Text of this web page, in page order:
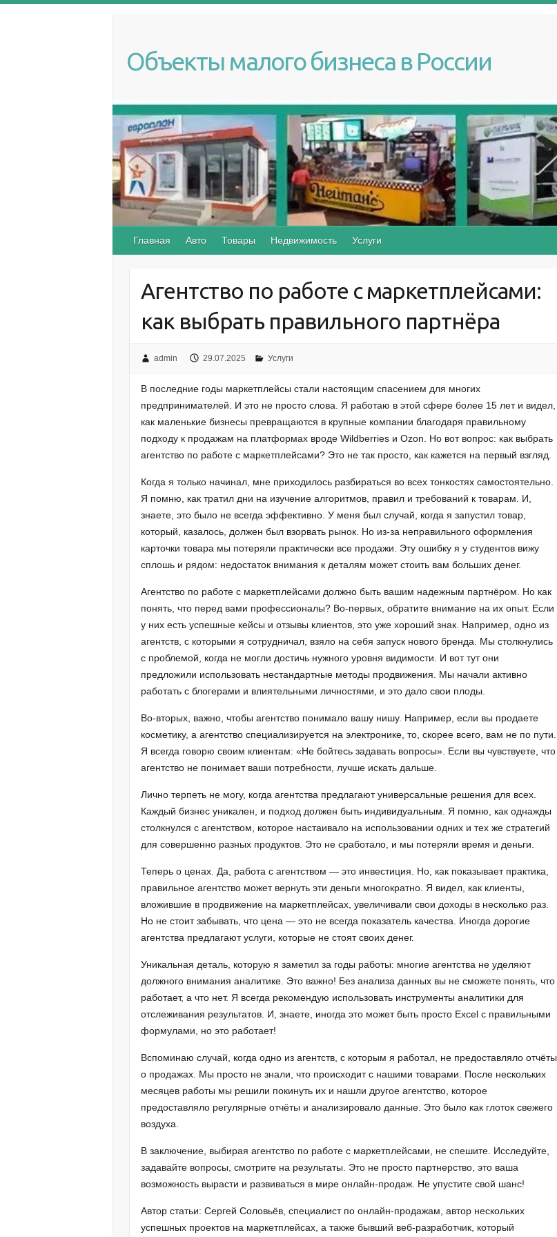
Объекты малого бизнеса в России
Главная Авто Товары Недвижимость Услуги
Агентство по работе с маркетплейсами:
как выбрать правильного партнёра
admin 29.07.2025 Услуги
В последние годы маркетплейсы стали настоящим спасением для многих
предпринимателей. И это не просто слова. Я работаю в этой сфере более 15 лет и видел,
как маленькие бизнесы превращаются в крупные компании благодаря правильному
подходу к продажам на платформах вроде Wildberries и Ozon. Но вот вопрос: как выбрать
агентство по работе с маркетплейсами? Это не так просто, как кажется на первый взгляд.
Когда я только начинал, мне приходилось разбираться во всех тонкостях самостоятельно.
Я помню, как тратил дни на изучение алгоритмов, правил и требований к товарам. И,
знаете, это было не всегда эффективно. У меня был случай, когда я запустил товар,
который, казалось, должен был взорвать рынок. Но из-за неправильного оформления
карточки товара мы потеряли практически все продажи. Эту ошибку я у студентов вижу
сплошь и рядом: недостаток внимания к деталям может стоить вам больших денег.
Агентство по работе с маркетплейсами должно быть вашим надежным партнёром. Но как
понять, что перед вами профессионалы? Во-первых, обратите внимание на их опыт. Если
у них есть успешные кейсы и отзывы клиентов, это уже хороший знак. Например, одно из
агентств, с которыми я сотрудничал, взяло на себя запуск нового бренда. Мы столкнулись
с проблемой, когда не могли достичь нужного уровня видимости. И вот тут они
предложили использовать нестандартные методы продвижения. Мы начали активно
работать с блогерами и влиятельными личностями, и это дало свои плоды.
Во-вторых, важно, чтобы агентство понимало вашу нишу. Например, если вы продаете
косметику, а агентство специализируется на электронике, то, скорее всего, вам не по пути.
Я всегда говорю своим клиентам: «Не бойтесь задавать вопросы». Если вы чувствуете, что
агентство не понимает ваши потребности, лучше искать дальше.
Лично терпеть не могу, когда агентства предлагают универсальные решения для всех.
Каждый бизнес уникален, и подход должен быть индивидуальным. Я помню, как однажды
столкнулся с агентством, которое настаивало на использовании одних и тех же стратегий
для совершенно разных продуктов. Это не сработало, и мы потеряли время и деньги.
Теперь о ценах. Да, работа с агентством — это инвестиция. Но, как показывает практика,
правильное агентство может вернуть эти деньги многократно. Я видел, как клиенты,
вложившие в продвижение на маркетплейсах, увеличивали свои доходы в несколько раз.
Но не стоит забывать, что цена — это не всегда показатель качества. Иногда дорогие
агентства предлагают услуги, которые не стоят своих денег.
Уникальная деталь, которую я заметил за годы работы: многие агентства не уделяют
должного внимания аналитике. Это важно! Без анализа данных вы не сможете понять, что
работает, а что нет. Я всегда рекомендую использовать инструменты аналитики для
отслеживания результатов. И, знаете, иногда это может быть просто Excel с правильными
формулами, но это работает!
Вспоминаю случай, когда одно из агентств, с которым я работал, не предоставляло отчёты
о продажах. Мы просто не знали, что происходит с нашими товарами. После нескольких
месяцев работы мы решили покинуть их и нашли другое агентство, которое
предоставляло регулярные отчёты и анализировало данные. Это было как глоток свежего
воздуха.
В заключение, выбирая агентство по работе с маркетплейсами, не спешите. Исследуйте,
задавайте вопросы, смотрите на результаты. Это не просто партнерство, это ваша
возможность вырасти и развиваться в мире онлайн-продаж. Не упустите свой шанс!
Автор статьи: Сергей Соловьёв, специалист по онлайн-продажам, автор нескольких
успешных проектов на маркетплейсах, а также бывший веб-разработчик, который